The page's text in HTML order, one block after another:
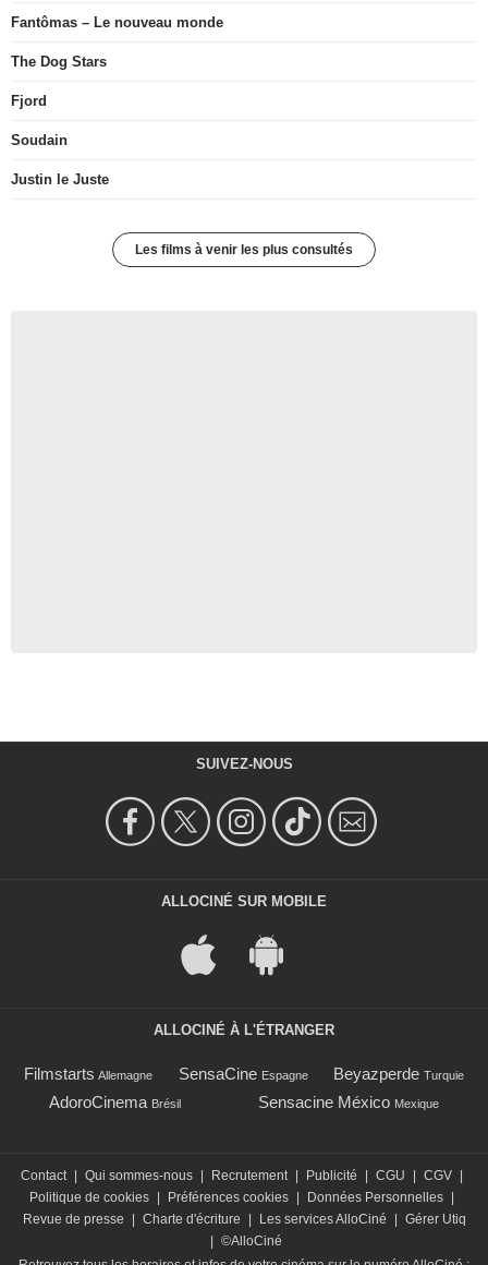
Fantômas – Le nouveau monde
The Dog Stars
Fjord
Soudain
Justin le Juste
Les films à venir les plus consultés
SUIVEZ-NOUS
ALLOCINÉ SUR MOBILE
ALLOCINÉ À L'ÉTRANGER
Filmstarts Allemagne SensaCine Espagne Beyazperde Turquie
AdoroCinema Brésil Sensacine México Mexique
Contact | Qui sommes-nous | Recrutement | Publicité | CGU | CGV |
Politique de cookies | Préférences cookies | Données Personnelles |
Revue de presse
| Charte d'écriture | Les services AlloCiné | Gérer Utiq
| ©AlloCiné